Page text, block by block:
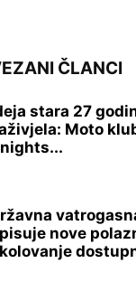
ČLANCI
stara 27
Moto
nove